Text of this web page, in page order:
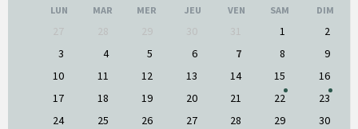
précédent
LUN MAR MER JEU VEN SAM DIM
calendrier
1
2
3
4 5 6 7 8
9
10
11 12 13 14 15
16
17
18 19 20 21 22
23
24
25 26 27 28 29
30